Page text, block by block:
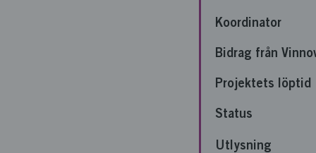
Koordinator
Bidrag från
Projektets löptid
Status
Utlysning